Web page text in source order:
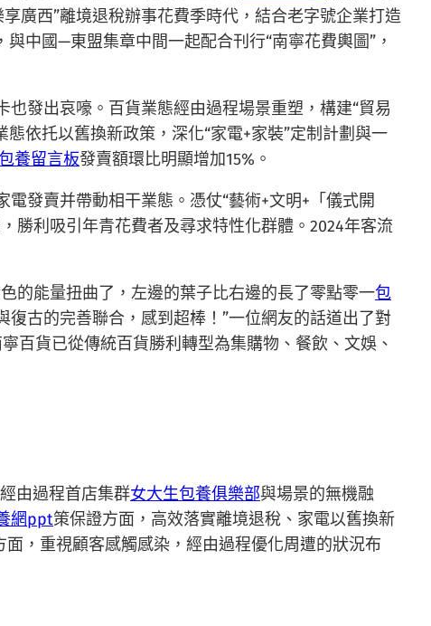
享廣西”離境退稅辦事花費季時代，結合老字號企業打造
與中國—東盟集章中間一起配合刊行“南寧花費輿圖”，
發出哀嚎。百貨業態經由過程場景重塑，構建“貿易
依托以舊換新政策，深化“家電+家裝”定制計劃與一
養留言板發賣額環比明顯增加15%。
發賣并帶動相干業態。憑仗“藝術+文明+「儀式開
勝利吸引年青花費者及尋求特性化群體。2024年客流
的能量扭曲了，左邊的葉子比右邊的長了零點零一包
古的完善聯合，感到超棒！”一位網友的話道出了對
百貨已從傳統百貨勝利轉型為集購物、餐飲、文娛、
由過程首店集群女大生包養俱樂部與場景的無機融
網ppt策保證方面，高效落實離境退稅、家電以舊換新
，重視顧客感觸感染，經由過程優化周遭的狀況布